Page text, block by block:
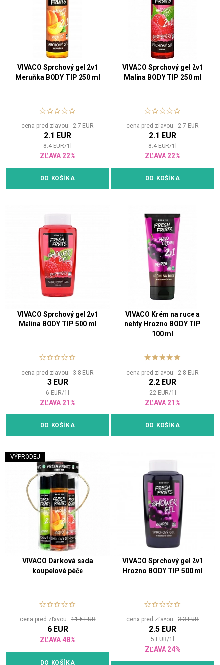
VIVACO Sprchový gel 2v1
Meruňka BODY TIP 250 ml
cena pred zľavou: 2.7 EUR
2.1 EUR
8.4 EUR/1
ZĽAVA 22%
DO KOŠÍKA
VIVACO Sprchový gel 2v1
Malina BODY TIP 250 ml
cena pred zľavou: 2.7 EUR
2.1 EUR
8.4 EUR/1
ZĽAVA 22%
DO KOŠÍKA
VIVACO Sprchový gel 2v1
Malina BODY TIP 500 ml
cena pred zľavou: 3.8 EUR
3 EUR
6 EUR/1
ZĽAVA 21%
DO KOŠÍKA
VIVACO Krém na ruce a
nehty Hrozno BODY TIP
100 ml
cena pred zľavou: 2.8 EUR
2.2 EUR
22 EUR/1
ZĽAVA 21%
DO KOŠÍKA
VÝPRODEJ
VIVACO Dárková sada
koupelové péče
cena pred zľavou:11.5 EUR
6 EUR
ZĽAVA 48%
DO KOŠÍKA
VIVACO Sprchový gel 2v1
Hrozno BODY TIP 500 ml
cena pred zľavou: 3.3 EUR
2.5 EUR
5 EUR/1
ZĽAVA 24%